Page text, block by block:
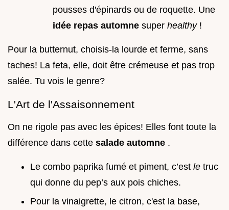
pousses d'épinards ou de roquette. Une
idée repas automne super healthy !
Pour la butternut, choisis-la lourde et ferme, sans
taches! La feta, elle, doit être crémeuse et pas trop
salée. Tu vois le genre?
L'Art de l'Assaisonnement
On ne rigole pas avec les épices! Elles font toute la
différence dans cette salade automne .
Le combo paprika fumé et piment, c’est le truc
qui donne du pep’s aux pois chiches.
Pour la vinaigrette, le citron, c'est la base,